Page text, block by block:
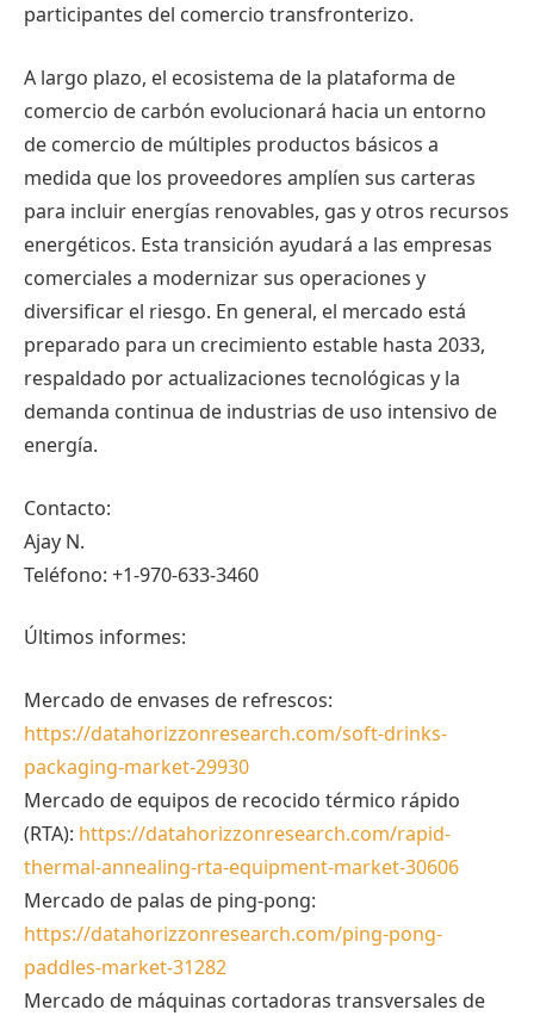
participantes del comercio transfronterizo.
A largo plazo, el ecosistema de la plataforma de
comercio de carbón evolucionará hacia un entorno
de comercio de múltiples productos básicos a
medida que los proveedores amplíen sus carteras
para incluir energías renovables, gas y otros recursos
energéticos. Esta transición ayudará a las empresas
comerciales a modernizar sus operaciones y
diversificar el riesgo. En general, el mercado está
preparado para un crecimiento estable hasta 2033,
respaldado por actualizaciones tecnológicas y la
demanda continua de industrias de uso intensivo de
energía.
Contacto:
Ajay N.
Teléfono: +1-970-633-3460
Últimos informes:
Mercado de envases de refrescos:
https://datahorizzonresearch.com/soft-drinks-
packaging-market-29930
Mercado de equipos de recocido térmico rápido
(RTA): https://datahorizzonresearch.com/rapid-
thermal-annealing-rta-equipment-market-30606
Mercado de palas de ping-pong:
https://datahorizzonresearch.com/ping-pong-
paddles-market-31282
Mercado de máquinas cortadoras transversales de